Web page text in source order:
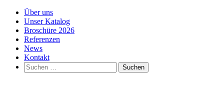
Über uns
Unser Katalog
Broschüre 2026
Referenzen
News
Kontakt
Suchen
nach: